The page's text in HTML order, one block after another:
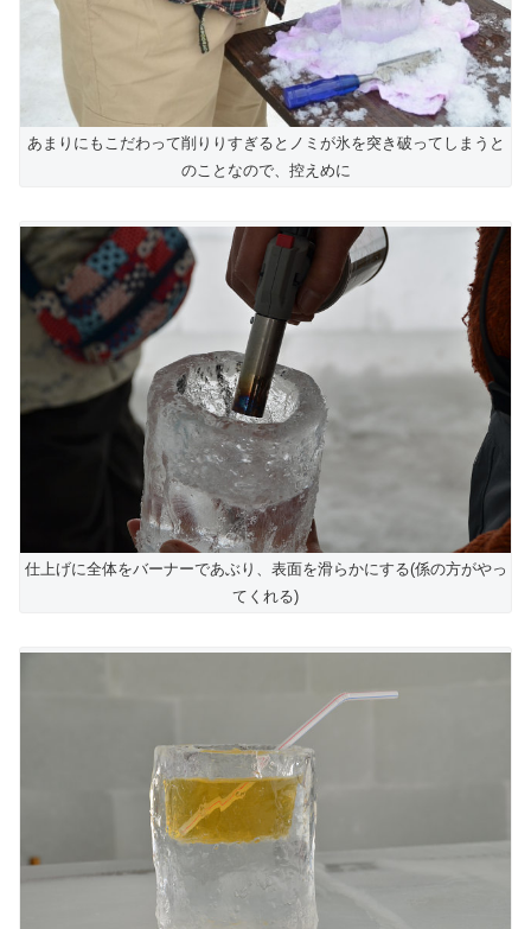
あまりにもこだわって削りりすぎるとノミが氷を突き破ってしまうと
のことなので、控えめに
仕上げに全体をバーナーであぶり、表面を滑らかにする(係の方がやっ
てくれる)